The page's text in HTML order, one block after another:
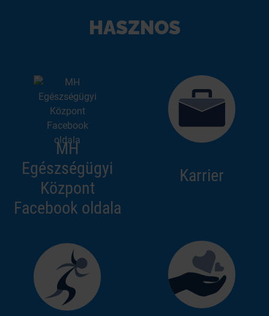
HASZNOS
MH
Egészségügyi
Központ
Facebook oldala
Karrier